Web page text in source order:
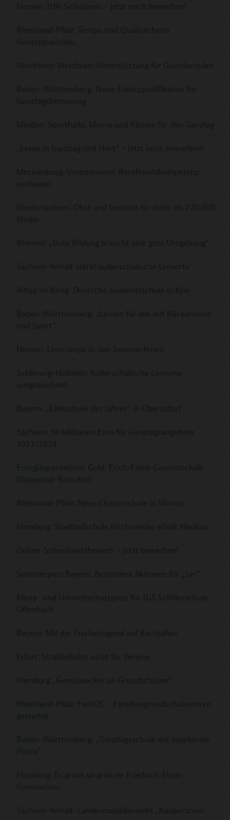
Hessen: IHK-Schulpreis – jetzt noch bewerben!
Rheinland-Pfalz: Tempo und Qualität beim
Ganztagsausbau
Nordrhein-Westfalen: Unterstützung für Grundschulen
Baden-Württemberg: Neue Zusatzqualifikation für
Ganztagsbetreuung
Minden: Sporthalle, Mensa und Räume für den Ganztag
„Lesen in Ganztag und Hort“ – jetzt noch bewerben!
Mecklenburg-Vorpommern: Berufswahlkompetenz
ausbauen
Niedersachsen: Obst und Gemüse für mehr als 220.000
Kinder
Bremen: „Gute Bildung braucht eine gute Umgebung“
Sachsen-Anhalt stärkt außerschulische Lernorte
Alltag im Krieg: Deutsche Auslandsschule in Kyiv
Baden-Württemberg: „Lernen für alle mit Rückenwind
und Sport“
Hessen: Lerncamps in den Sommerferien
Schleswig-Holstein: Außerschulische Lernorte
ausgezeichnet
Bayern: „Eliteschule des Jahres“ in Oberstdorf
Sachsen: 50 Millionen Euro für Ganztagsangebote
2023/2024
Energiesparmeister Gold: Erich-Fried-Gesamtschule
Wuppertal-Ronsdorf
Rheinland-Pfalz: Neue Clusterschule in Worms
Hamburg: Stadtteilschule Kirchwerder erhält Neubau
Online-Schreibwettbewerb – jetzt bewerben!
Sommerpass Bayern: Besondere Aktionen für „1er“
Klima- und Umweltschutzpreis für IGS Schillerschule
Offenbach
Bayern: Mit der Fischerjugend auf Bachsafari
Erfurt: Straßenbahn wirbt für Vereine
Hamburg „Gemüseacker an Grundschulen“
Rheinland-Pfalz: FamOS – Familiengrundschulzentren
gestartet
Baden-Württemberg: „Ganztagsschule mit exzellenter
Praxis“
Hamburg: Es grünt so grün im Friedrich-Ebert-
Gymnasium
Sachsen-Anhalt: Landesmodellprojekt „Kooperation